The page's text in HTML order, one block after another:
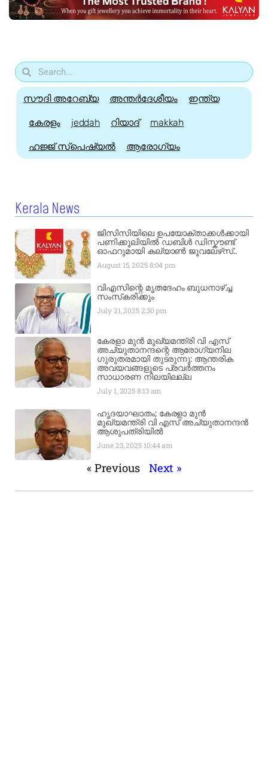
സൗദി അറേബ്യ അന്തർദേശീയം ഇന്ത്യ
കേരളം jeddah റിയാദ് makkah
ഹജ്ജ്‌ സ്പെഷ്യൽ ആരോഗ്യം
Kerala News
ജിസിസിയിലെ ഉപയോക്താക്കൾക്കായി
പണിക്കൂലിയിൽ ഡബിൾ ഡിസ്കൗണ്ട്
ഓഫറുമായി കല്യാൺ ജൂവലേഴ്‌സ്..
August 15, 20258:04 pm
വിഎസിന്റെ മൃതദേഹം ബുധനാഴ്ച്ച
സംസ്‌കരിക്കും
July 21, 20252:30 pm
കേരളാ മുൻ മുഖ്യമന്ത്രി വി എസ്
അച്യുതാനന്ദന്റെ ആരോഗ്യനില
ഗുരുതരമായി തുടരുന്നു: ആന്തരിക
അവയവങ്ങളുടെ പ്രവർത്തനം
സാധാരണ നിലയിലല്ല
July 1, 20258:13 am
ഹൃദയാഘാതം; കേരളാ മുൻ
മുഖ്യമന്ത്രി വി എസ് അച്യുതാനന്ദൻ
ആശുപത്രിയിൽ
June 23, 2025 10:44 am
« Previous Next »